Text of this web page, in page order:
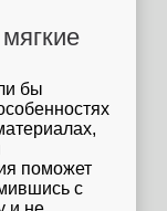
бы
поможет
с